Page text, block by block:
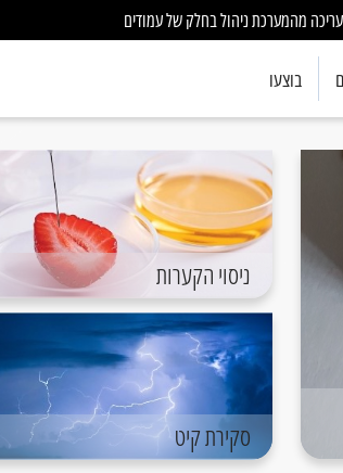
מהמערכת ניהול בחלק של עמודים
בוצעו
ניסוי הקערות
סקירת קיט